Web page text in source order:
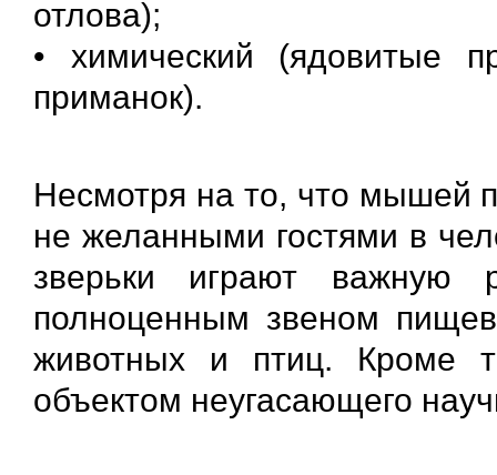
отлова);
• химический (ядовитые
приманок).
Несмотря на то, что мышей
не желанными гостями в
зверьки играют важную
полноценным звеном
животных и птиц. Кроме
объектом неугасающего